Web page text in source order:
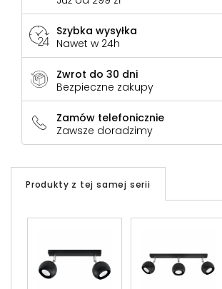
Szybka wysyłka
Nawet w 24h
Zwrot do 30 dni
Bezpieczne zakupy
Zamów telefonicznie
Zawsze doradzimy
Produkty z tej samej serii